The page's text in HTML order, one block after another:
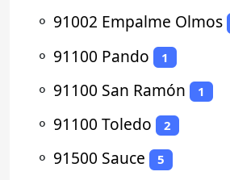
⚬ 91002 Empalme Olmos
⚬ 91100 Pando 1
⚬ 91100 San Ramón 1
⚬ 91100 Toledo 2
⚬ 91500 Sauce 5